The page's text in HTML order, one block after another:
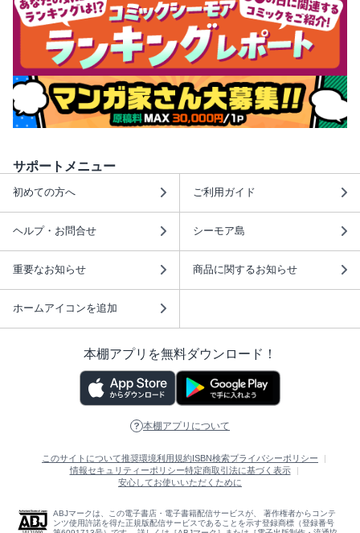
サポートメニュー
初めての方へ ご利用ガイド
ヘルプ・お問合せ シーモア島
重要なお知らせ 商品に関するお知らせ
ホームアイコンを追加
本棚アプリを無料ダウンロード！
本棚アプリについて
このサイトについて推奨環境利用規約ISBN検索プライバシーポリシー
情報セキュリティーポリシー特定商取引法に基づく表示
安心してお使いいただくために
ABJマークは、この電子書店・電子書籍配信サービスが、 著作権者からコンテ
ンツ使用許諾を得た正規版配信サービスであることを示す登録商標（登録番号